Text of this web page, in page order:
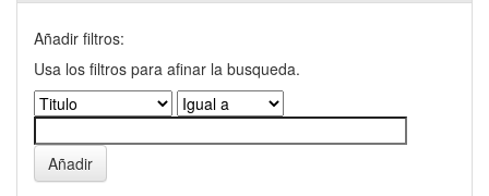
Añadir filtros:
Usa los filtros para afinar la busqueda.